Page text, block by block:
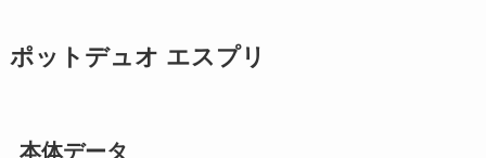
ポットデュオ エスプリ
本体データ